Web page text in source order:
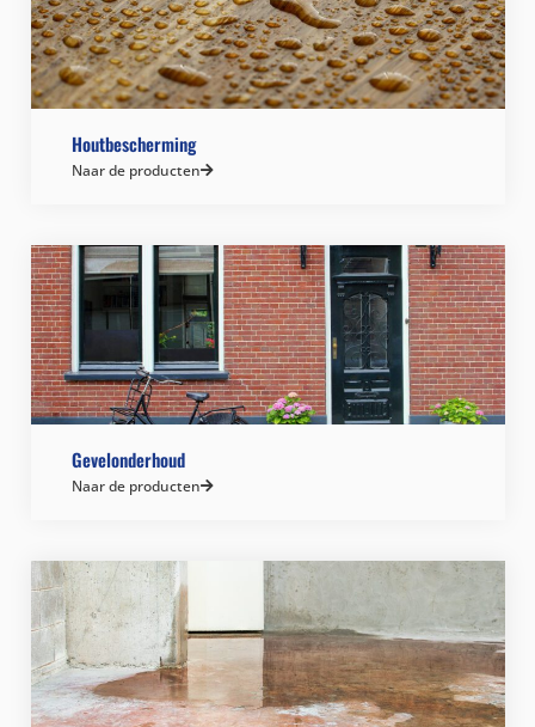
Houtbescherming
Naar de producten
Gevelonderhoud
Naar de producten